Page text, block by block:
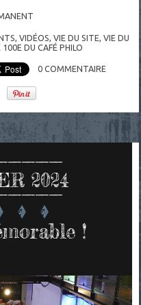
, VIDÉOS, VIE DU SITE, VIE DU
100E DU CAFÉ PHILO
0 COMMENTAIRE
2024
!